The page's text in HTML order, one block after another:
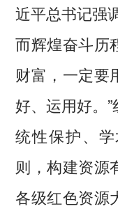
近平总书记强
而辉煌奋斗历
财富，一定要
好、运用好。
统性保护、
则，构建资源
各级红色资源